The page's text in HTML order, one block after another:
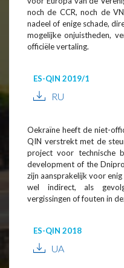
noch de CCR, noch de
nadeel of enige schade,
mogelijke onjuistheden,
officiële vertaling.
ES-QIN 2019/1
RU
Oekraïne heeft de niet-
QIN verstrekt met de
project voor technische
development of the Dnipro
zijn aansprakelijk voor
wel indirect, als
vergissingen of fouten in
ES-QIN 2018
UA